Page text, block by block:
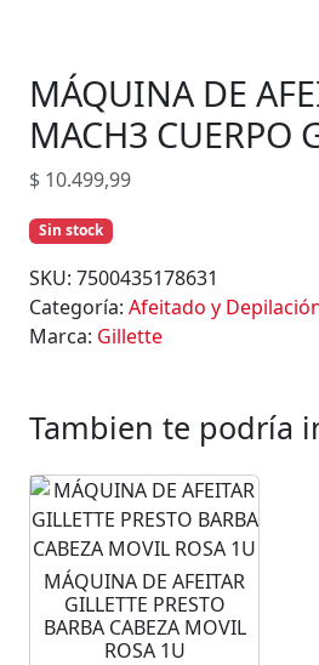
MÁQUINA DE
MACH3 CUERPO
$ 10.499,99
Sin stock
SKU: 7500435178631
Categoría: Afeitado y
Marca: Gillette
Tambien te podría
MÁQUINA DE AFEITAR
GILLETTE PRESTO
BARBA CABEZA MOVIL
ROSA 1U